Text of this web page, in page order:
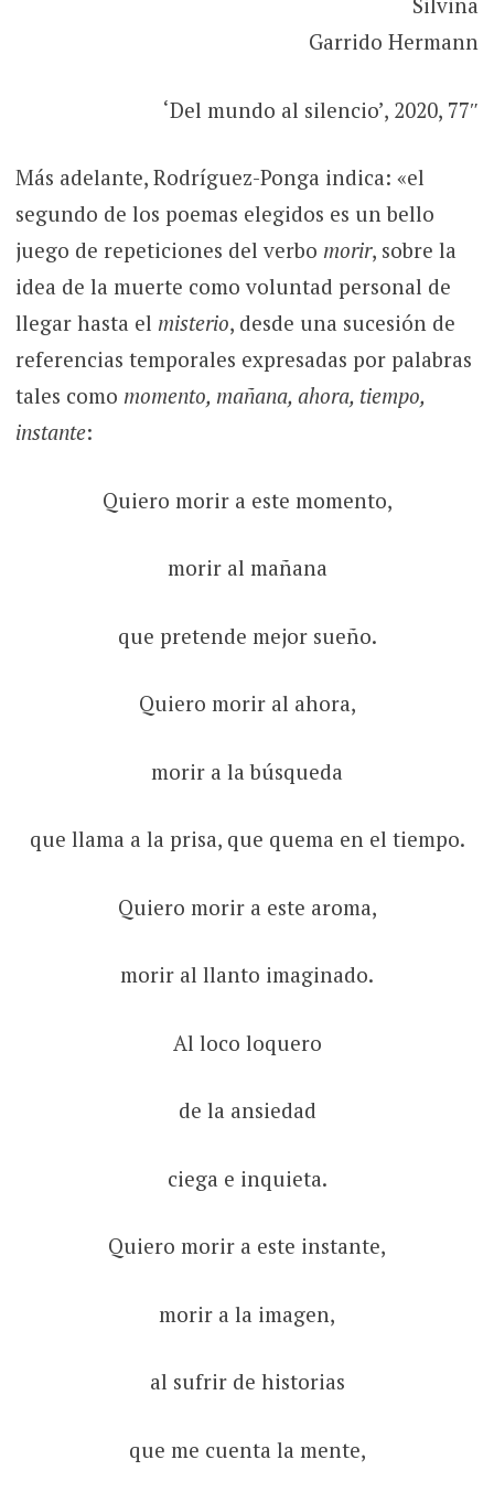
Garrido Hermann
‘Del mundo al silencio’, 2020, 77″
Más adelante, Rodríguez-Ponga indica: «el
segundo de los poemas elegidos es un bello
juego de repeticiones del verbo morir, sobre la
idea de la muerte como voluntad personal de
llegar hasta el misterio, desde una sucesión de
referencias temporales expresadas por palabras
tales como momento, mañana, ahora, tiempo,
instante:
Quiero morir a este momento,
morir al mañana
que pretende mejor sueño.
Quiero morir al ahora,
morir a la búsqueda
que llama a la prisa, que quema en el tiempo.
Quiero morir a este aroma,
morir al llanto imaginado.
Al loco loquero
de la ansiedad
ciega e inquieta.
Quiero morir a este instante,
morir a la imagen,
al sufrir de historias
que me cuenta la mente,